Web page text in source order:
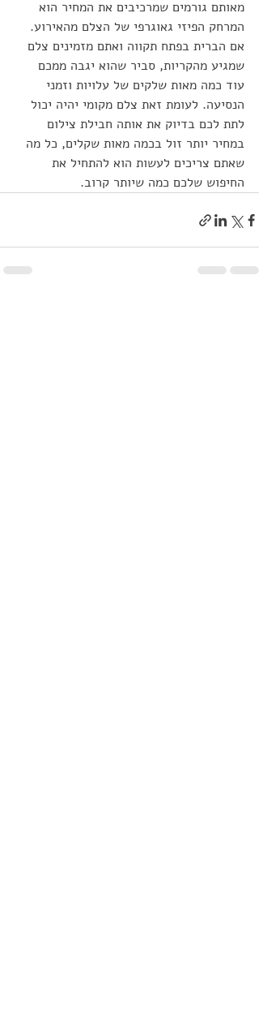
מאותם גורמים שמרכיבים את המחיר הוא
המרחק הפיזי גאוגרפי של הצלם מהאירוע.
אם הברית בפתח תקווה ואתם מזמינים צלם
שמגיע מהקריות, סביר שהוא יגבה ממכם
עוד כמה מאות שלקים של עלויות וזמני
הנסיעה. לעומת זאת צלם מקומי יהיה יכול
לתת לכם בדיוק את אותה חבילת צילום
במחיר יותר זול בכמה מאות שקלים, כל מה
שאתם צריכים לעשות הוא להתחיל את
החיפוש שלכם כמה שיותר קרוב.